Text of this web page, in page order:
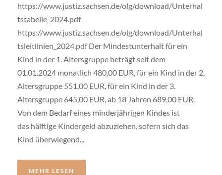
https://www.justiz.sachsen.de/olg/download/Unterhal
tstabelle_2024.pdf
https://www.justiz.sachsen.de/olg/download/Unterhal
tsleitlinien_2024.pdf Der Mindestunterhalt für ein
Kind in der 1. Altersgruppe beträgt seit dem
01.01.2024 monatlich 480,00 EUR, für ein Kind in der 2.
Altersgruppe 551,00 EUR, für ein Kind in der 3.
Altersgruppe 645,00 EUR, ab 18 Jahren 689,00 EUR.
Von dem Bedarf eines minderjährigen Kindes ist
das hälftige Kindergeld abzuziehen, sofern sich das
Kind überwiegend...
MEHR LESEN